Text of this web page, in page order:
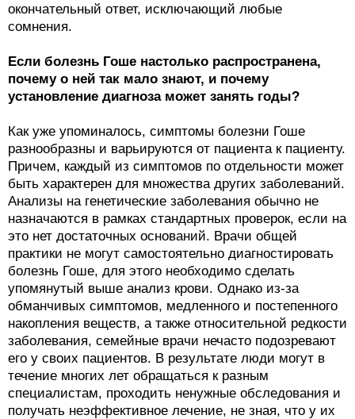
окончательный ответ, исключающий любые
сомнения.
Если болезнь Гоше настолько распространена,
почему о ней так мало знают, и почему
установление диагноза может занять годы?
Как уже упоминалось, симптомы болезни Гоше
разнообразны и варьируются от пациента к пациенту.
Причем, каждый из симптомов по отдельности может
быть характерен для множества других заболеваний.
Анализы на генетические заболевания обычно не
назначаются в рамках стандартных проверок, если на
это нет достаточных оснований. Врачи общей
практики не могут самостоятельно диагностировать
болезнь Гоше, для этого необходимо сделать
упомянутый выше анализ крови. Однако из-за
обманчивых симптомов, медленного и постепенного
накопления веществ, а также относительной редкости
заболевания, семейные врачи нечасто подозревают
его у своих пациентов. В результате люди могут в
течение многих лет обращаться к разным
специалистам, проходить ненужные обследования и
получать неэффективное лечение, не зная, что у их